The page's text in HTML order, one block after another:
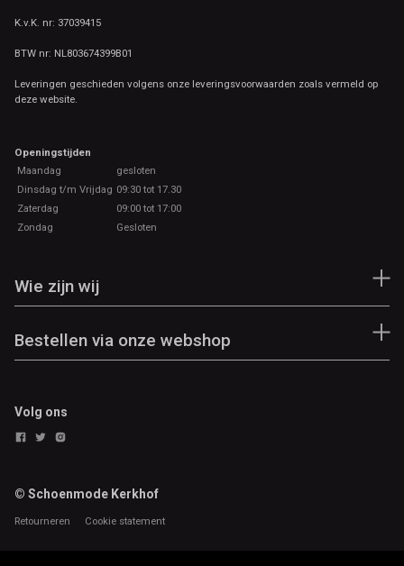
K.v.K. nr: 37039415
BTW nr: NL803674399B01
Leveringen geschieden volgens onze leveringsvoorwaarden zoals vermeld op
deze website.
Openingstijden
Maandag
gesloten
Dinsdag t/m Vrijdag 09:30 tot 17.30
Zaterdag
09:00 tot 17:00
Zondag
Gesloten
Wie zijn wij
Bestellen via onze webshop
Volg ons
© Schoenmode Kerkhof
Retourneren Cookie statement